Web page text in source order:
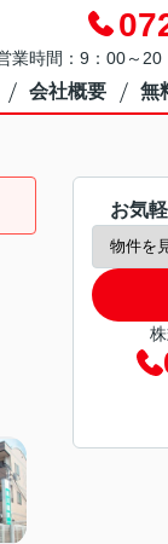
業時間：9：00～
会社概要 無
お気